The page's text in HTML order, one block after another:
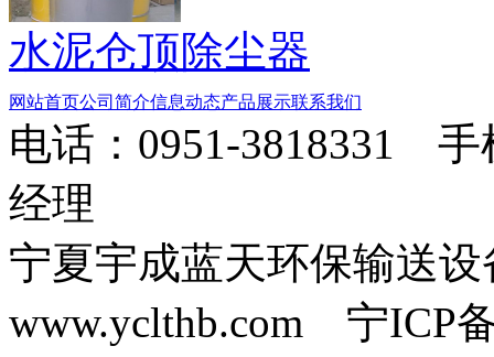
水泥仓顶除尘器
网站首页公司简介信息动态产品展示联系我们
电话：0951-3818331 手
经理
宁夏宇成蓝天环保输送
www.yclthb.com 宁ICP